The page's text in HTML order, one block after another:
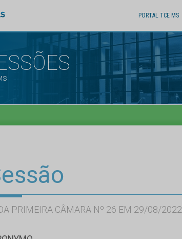
PORTAL TCE MS
PRIMEIRA CÂMARA Nº 26 EM 29/08/2022